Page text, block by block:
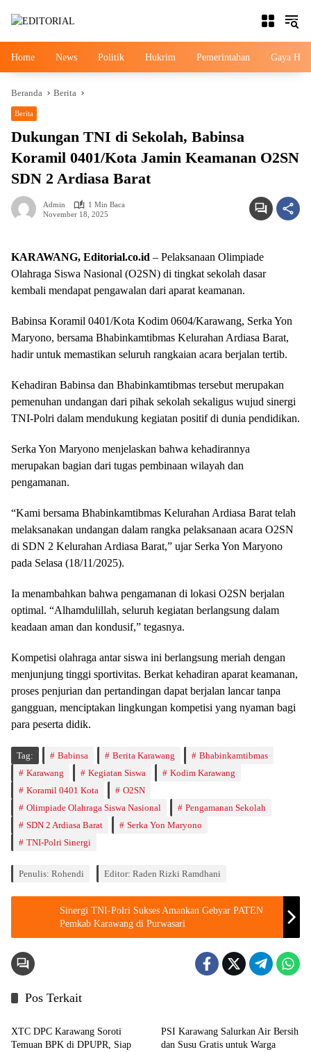
Home News Politik Hukrim Pemerintahan Gaya
Beranda Berita
Berita
Dukungan TNI di Sekolah, Babinsa
Koramil 0401/Kota Jamin Keamanan O2SN
SDN 2 Ardiasa Barat
Admin
1 Min Baca
November 18, 2025
KARAWANG, Editorial.co.id – Pelaksanaan Olimpiade
Olahraga Siswa Nasional (O2SN) di tingkat sekolah dasar
kembali mendapat pengawalan dari aparat keamanan.
Babinsa Koramil 0401/Kota Kodim 0604/Karawang, Serka Yon
Maryono, bersama Bhabinkamtibmas Kelurahan Ardiasa Barat,
hadir untuk memastikan seluruh rangkaian acara berjalan tertib.
Kehadiran Babinsa dan Bhabinkamtibmas tersebut merupakan
pemenuhan undangan dari pihak sekolah sekaligus wujud sinergi
TNI-Polri dalam mendukung kegiatan positif di dunia pendidikan.
Serka Yon Maryono menjelaskan bahwa kehadirannya
merupakan bagian dari tugas pembinaan wilayah dan
pengamanan.
“Kami bersama Bhabinkamtibmas Kelurahan Ardiasa Barat telah
melaksanakan undangan dalam rangka pelaksanaan acara O2SN
di SDN 2 Kelurahan Ardiasa Barat,” ujar Serka Yon Maryono
pada Selasa (18/11/2025).
Ia menambahkan bahwa pengamanan di lokasi O2SN berjalan
optimal. “Alhamdulillah, seluruh kegiatan berlangsung dalam
keadaan aman dan kondusif,” tegasnya.
Kompetisi olahraga antar siswa ini berlangsung meriah dengan
menjunjung tinggi sportivitas. Berkat kehadiran aparat keamanan,
proses penjurian dan pertandingan dapat berjalan lancar tanpa
gangguan, menciptakan lingkungan kompetisi yang nyaman bagi
para peserta didik.
Tag: Babinsa Berita Karawang
Bhabinkamtibmas
Karawang
Kegiatan Siswa
Kodim Karawang
Koramil 0401 Kota
O2SN
Olimpiade Olahraga Siswa Nasional
Pengamanan Sekolah
SDN 2 Ardiasa Barat
Serka Yon Maryono
TNI-Polri Sinergi
Penulis: Rohendi Editor: Raden Rizki Ramdhani
Sinergi TNI-Polri Sukses Amankan Gebyar PATEN
Pemkab Karawang di Purwasari
Pos Terkait
Berita
XTC DPC Karawang Soroti
Temuan BPK di DPUPR, Siap
PSI Karawang Salurkan Air Bersih
dan Susu Gratis untuk Warga